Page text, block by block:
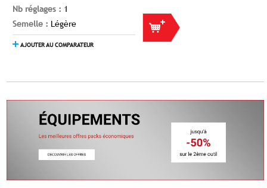
Nb réglages : 1
Semelle : Légère
AJOUTER AU COMPARATEUR